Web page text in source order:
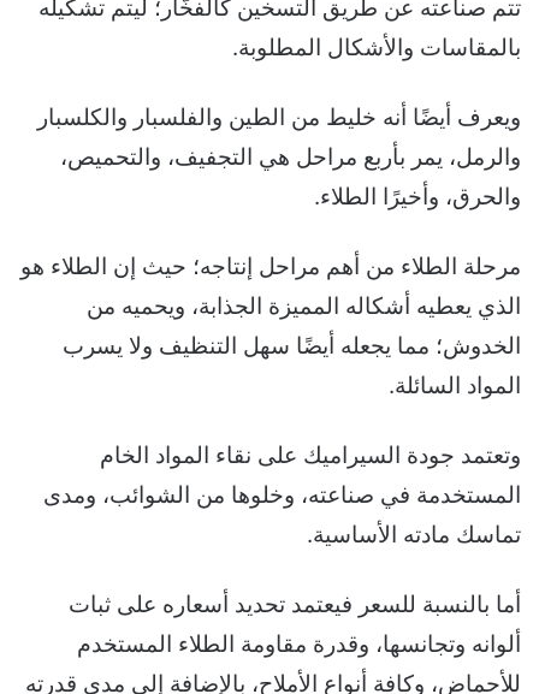
تتم صناعته عن طريق التسخين كالفخَّار؛ ليتم تشكيله
بالمقاسات والأشكال المطلوبة.
ويعرف أيضًا أنه خليط من الطين والفلسبار والكلسبار
والرمل، يمر بأربع مراحل هي التجفيف، والتحميص،
والحرق، وأخيرًا الطلاء.
مرحلة الطلاء من أهم مراحل إنتاجه؛ حيث إن الطلاء هو
الذي يعطيه أشكاله المميزة الجذابة، ويحميه من
الخدوش؛ مما يجعله أيضًا سهل التنظيف ولا يسرب
المواد السائلة.
وتعتمد جودة السيراميك على نقاء المواد الخام
المستخدمة في صناعته، وخلوها من الشوائب، ومدى
تماسك مادته الأساسية.
أما بالنسبة للسعر فيعتمد تحديد أسعاره على ثبات
ألوانه وتجانسها، وقدرة مقاومة الطلاء المستخدم
للأحماض، وكافة أنواع الأملاح، بالإضافة إلى مدى قدرته